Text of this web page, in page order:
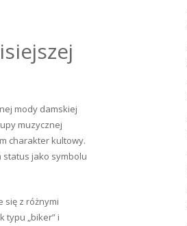
mody damskiej
muzycznej
charakter kultowy.
status jako symbolu
się z różnymi
typu „biker” i